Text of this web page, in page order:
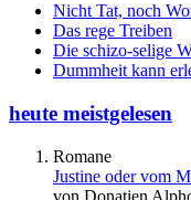
Nicht Tat, noch
Das rege Treiben
Die schizo-selige
Dummheit kann
heute meistgelesen
Romane
Justine oder vom
von Donatien